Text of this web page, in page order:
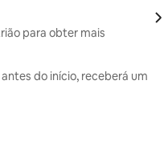
para obter mais
do início, receberá um